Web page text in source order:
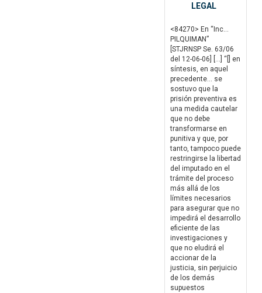
LEGAL
<84270> En “Inc…
PILQUIMAN”
[STJRNSP Se. 63/06
del 12-06-06] […] “[] en
síntesis, en aquel
precedente… se
sostuvo que la
prisión preventiva es
una medida cautelar
que no debe
transformarse en
punitiva y que, por
tanto, tampoco puede
restringirse la libertad
del imputado en el
trámite del proceso
más allá de los
límites necesarios
para asegurar que no
impedirá el desarrollo
eficiente de las
investigaciones y
que no eludirá el
accionar de la
justicia, sin perjuicio
de los demás
supuestos